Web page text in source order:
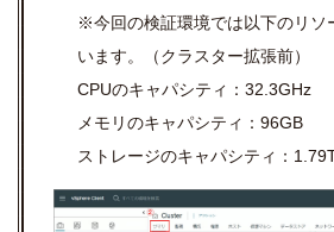
※今回の検証環境では以下のリソ
います。（クラスター拡張前）
CPUのキャパシティ： 32.3GHz
メモリのキャパシティ： 96GB
ストレージのキャパシティ：